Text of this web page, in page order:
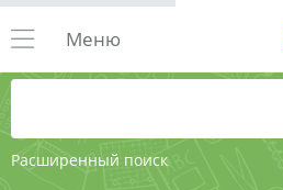
Расширенный поиск
Меню